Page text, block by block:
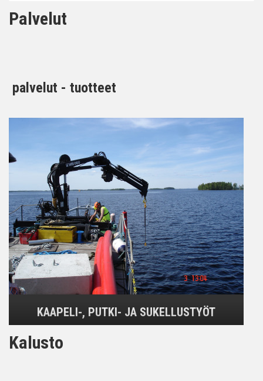
Palvelut
palvelut - tuotteet
KAAPELI-, PUTKI- JA SUKELLUSTYÖT
Kalusto